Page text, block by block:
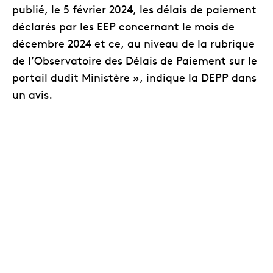
publié, le 5 février 2024, les délais de paiement
déclarés par les EEP concernant le mois de
décembre 2024 et ce, au niveau de la rubrique
de l’Observatoire des Délais de Paiement sur le
portail dudit Ministère », indique la DEPP dans
un avis.